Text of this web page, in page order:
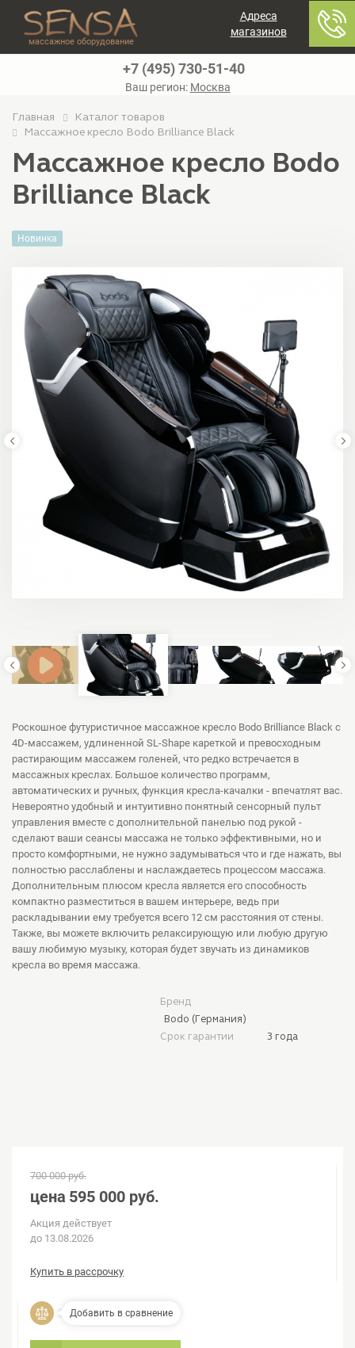
массажное оборудование
Адреса
магазинов
+7 (495) 730-51-40
Ваш регион: Москва
Главная
Каталог товаров
Массажное кресло Bodo Brilliance Black
Массажное кресло Bodo
Brilliance Black
Новинка
Роскошное футуристичное массажное кресло Bodo Brilliance Black с
4D-массажем, удлиненной SL-Shape кареткой и превосходным
растирающим массажем голеней, что редко встречается в
массажных креслах. Большое количество программ,
автоматических и ручных, функция кресла-качалки - впечатлят вас.
Невероятно удобный и интуитивно понятный сенсорный пульт
управления вместе с дополнительной панелью под рукой -
сделают ваши сеансы массажа не только эффективными, но и
просто комфортными, не нужно задумываться что и где нажать, вы
полностью расслаблены и наслаждаетесь процессом массажа.
Дополнительным плюсом кресла является его способность
компактно разместиться в вашем интерьере, ведь при
раскладывании ему требуется всего 12 см расстояния от стены.
Также, вы можете включить релаксирующую или любую другую
вашу любимую музыку, которая будет звучать из динамиков
кресла во время массажа.
Бренд
Bodo (Германия)
Срок гарантии
3 года
700 000 руб.
цена 595 000 руб.
Акция действует
до 13.08.2026
Купить в рассрочку
Добавить в сравнение